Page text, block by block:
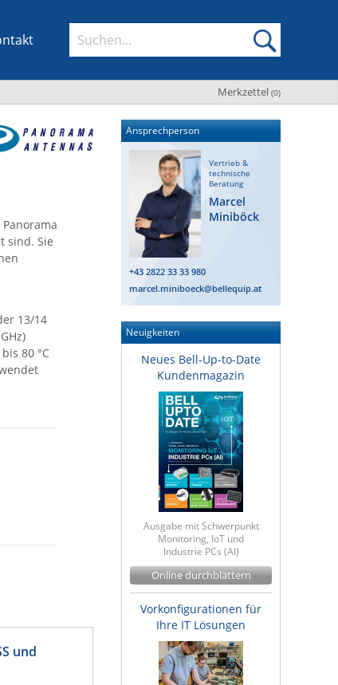
Merkzettel (0)
sind. Sie
13/14
80 °C
und
Ansprechperson
Vertrieb &
technische
Beratung
Marcel
Miniböck
+43 2822 33 33 980
marcel.miniboeck@bellequip.at
Neuigkeiten
Neues Bell-Up-to-Date
Kundenmagazin
Ausgabe mit Schwerpunkt
Monitoring, IoT und
Industrie PCs (AI)
Online durchblättern
Vorkonfigurationen für
Ihre IT Lösungen